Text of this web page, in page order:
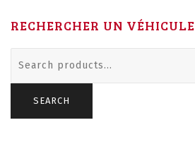
RECHERCHER UN VÉHICULE
for:
SEARCH